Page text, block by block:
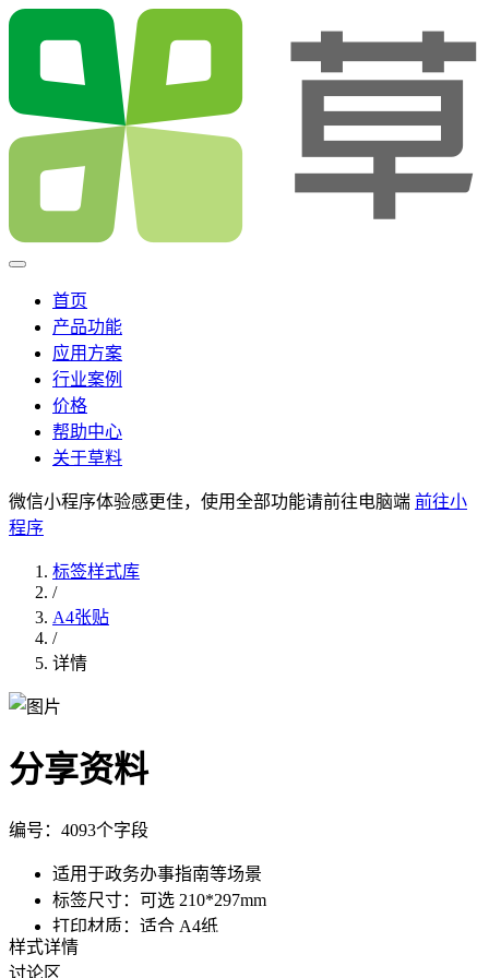
首页
产品功能
应用方案
行业案例
价格
帮助中心
关于草料
微信小程序体验感更佳，使用全部功能请前往电脑端 前往小
程序
标签样式库
/
A4张贴
/
详情
分享资料
编号： 4093个字段
适用于政务办事指南等场景
标签尺寸： 可选 210*297mm
打印材质： 适合 A4纸
使用此样式，批量制作
样式详情
讨论区